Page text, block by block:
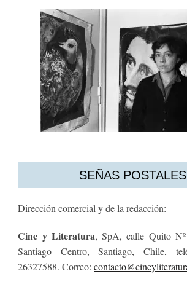
SEÑAS POSTALES
Dirección comercial y de la redacción:
Cine y Literatura, SpA, calle Quito
Santiago Centro, Santiago, Chile,
26327588. Correo: